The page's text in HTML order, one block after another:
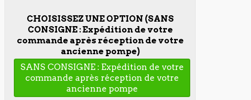
CHOISISSEZ UNE OPTION (SANS
CONSIGNE : Expédition de votre
commande après réception de votre
ancienne pompe)
SANS CONSIGNE : Expédition de votre
commande après réception de votre
ancienne pompe